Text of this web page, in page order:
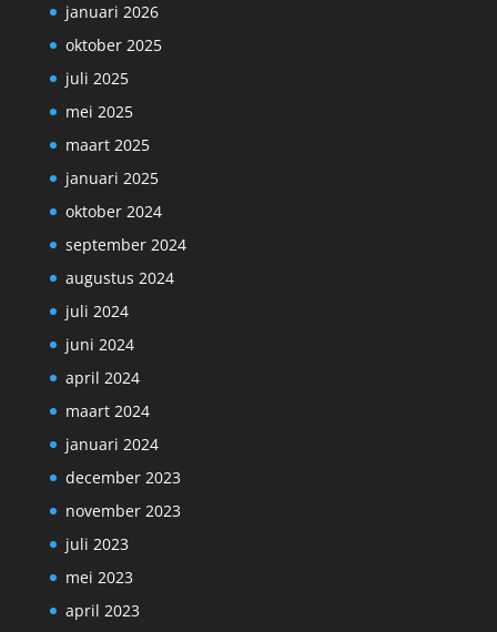
januari 2026
oktober 2025
juli 2025
mei 2025
maart 2025
januari 2025
oktober 2024
september 2024
augustus 2024
juli 2024
juni 2024
april 2024
maart 2024
januari 2024
december 2023
november 2023
juli 2023
mei 2023
april 2023